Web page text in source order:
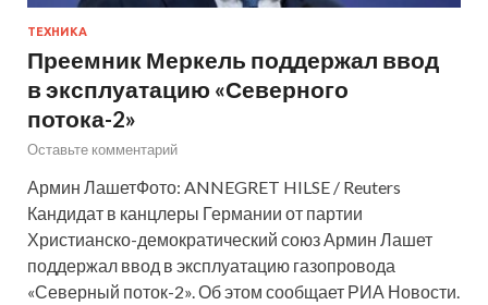
ТЕХНИКА
Преемник Меркель поддержал ввод
в эксплуатацию «Северного
потока-2»
Оставьте комментарий
Армин ЛашетФото: ANNEGRET HILSE / Reuters
Кандидат в канцлеры Германии от партии
Христианско-демократический союз Армин Лашет
поддержал ввод в эксплуатацию газопровода
«Северный поток-2». Об этом сообщает РИА Новости.